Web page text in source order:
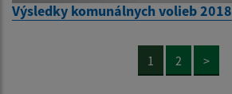
Výsledky komunálnych volieb 2018
1 2 >